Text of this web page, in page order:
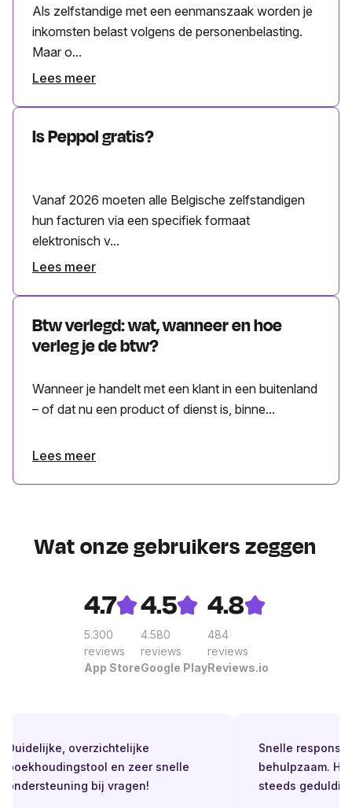
Als zelfstandige met een eenmanszaak worden je
inkomsten belast volgens de personenbelasting.
Maar o...
Lees meer
Is Peppol gratis?
Vanaf 2026 moeten alle Belgische zelfstandigen
hun facturen via een specifiek formaat
elektronisch v...
Lees meer
Btw verlegd: wat, wanneer en hoe
verleg je de btw?
Wanneer je handelt met een klant in een buitenland
– of dat nu een product of dienst is, binne...
Lees meer
Wat onze gebruikers zeggen
4.7
5.300
reviews
App Store
4.5
4.580
reviews
Google Play
4.8
484
reviews
Reviews.io
overzichtelijke
en zeer snelle
bij vragen!
Snelle respons.
behulpzaam.
steeds geduldig.